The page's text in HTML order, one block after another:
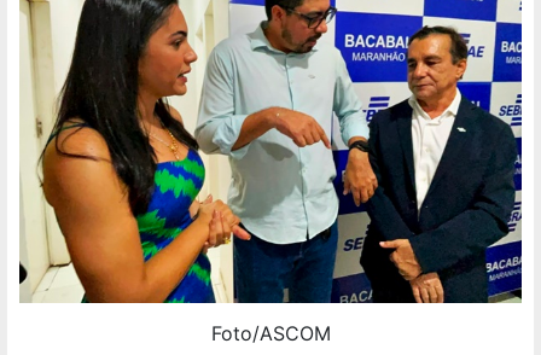
Foto/ASCOM